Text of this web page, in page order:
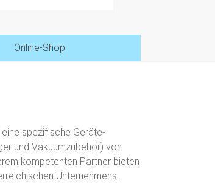
Online-Shop
spezifische Geräte-
und Vakuumzubehör) von
kompetenten Partner bieten
Unternehmens.